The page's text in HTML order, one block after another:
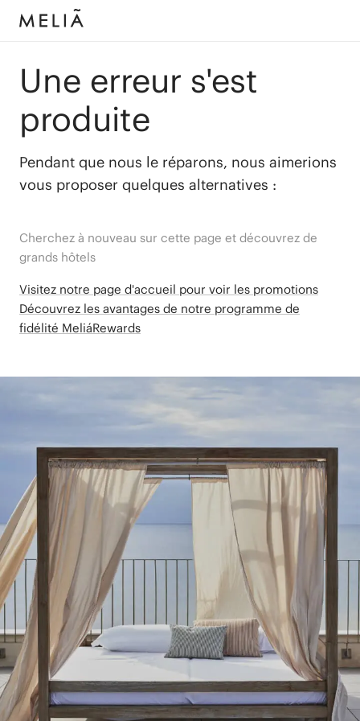
Une erreur s'est
produite
Pendant que nous le réparons, nous aimerions
vous proposer quelques alternatives :
Cherchez à nouveau sur cette page et découvrez de
grands hôtels
Visitez notre page d'accueil pour voir les promotions
Découvrez les avantages de notre programme de
fidélité MeliáRewards